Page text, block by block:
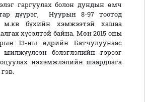
гаргуулах болон дундын өмч
дүүрэг, Нуурын 8-97 тоотод
м.кв бүхийн хэмжээтэй хашаа
хүсэлтэй байна. Мөн 2015 оны
13-ны өдрийн Батчулуунаас
бэлэглэлийн гэрээг
нэхэмжлэлийн шаардлага